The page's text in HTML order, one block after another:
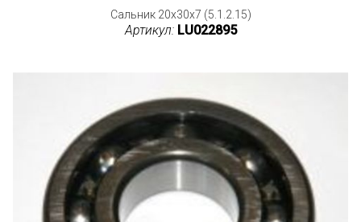
Сальник 20x30x7 (5.1.2.15)
Артикул: LU022895